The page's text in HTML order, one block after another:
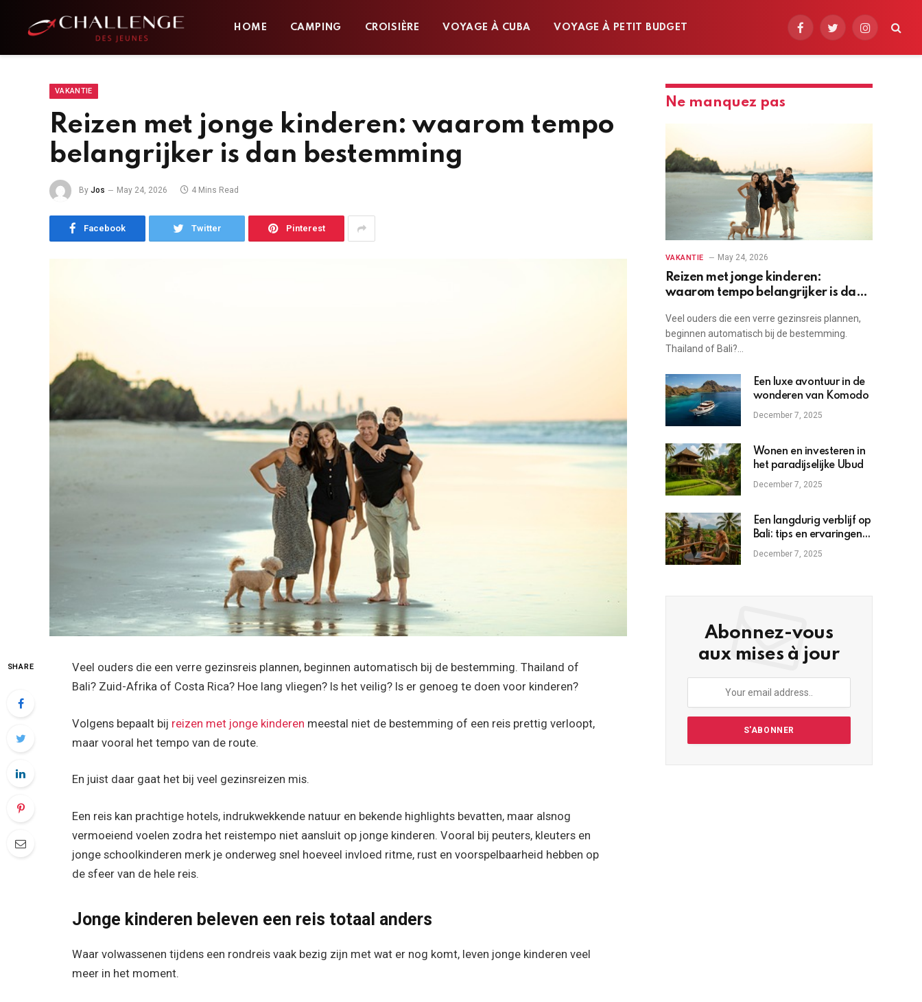
HOME CAMPING CROISIÈRE VOYAGE À CUBA VOYAGE À PETIT BUDGET
FacebookTwitterInstagram
VAKANTIE
Reizen met jonge kinderen: waarom tempo
belangrijker is dan bestemming
By Jos May 24, 2026 4 Mins Read
Facebook Twitter Pinterest
SHARE
Veel ouders die een verre gezinsreis plannen, beginnen automatisch bij de bestemming. Thailand of
Bali? Zuid-Afrika of Costa Rica? Hoe lang vliegen? Is het veilig? Is er genoeg te doen voor kinderen?
Volgens bepaalt bij reizen met jonge kinderen meestal niet de bestemming of een reis prettig verloopt,
maar vooral het tempo van de route.
En juist daar gaat het bij veel gezinsreizen mis.
Een reis kan prachtige hotels, indrukwekkende natuur en bekende highlights bevatten, maar alsnog
vermoeiend voelen zodra het reistempo niet aansluit op jonge kinderen. Vooral bij peuters, kleuters en
jonge schoolkinderen merk je onderweg snel hoeveel invloed ritme, rust en voorspelbaarheid hebben op
de sfeer van de hele reis.
Jonge kinderen beleven een reis totaal anders
Waar volwassenen tijdens een rondreis vaak bezig zijn met wat er nog komt, leven jonge kinderen veel
meer in het moment.
Ne manquez pas
VAKANTIE May 24, 2026
Reizen met jonge kinderen:
waarom tempo belangrijker is dan
Veel ouders die een verre gezinsreis plannen,
beginnen automatisch bij de bestemming.
Thailand of Bali?…
Een luxe avontuur in de
wonderen van Komodo
December 7, 2025
Wonen en investeren in
het paradijselijke Ubud
December 7, 2025
Een langdurig verblijf op
Bali: tips en ervaringen
voor expats
December 7, 2025
Abonnez-vous
aux mises à jour